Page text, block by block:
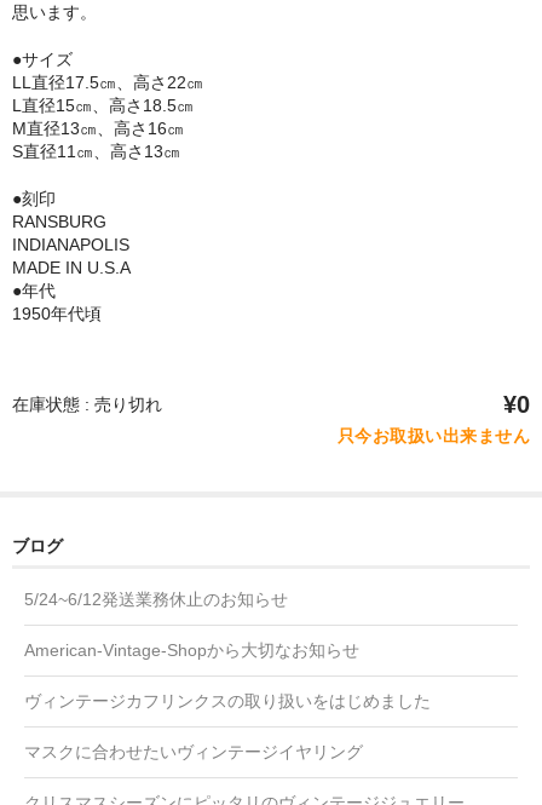
思います。
●サイズ
LL直径17.5㎝、高さ22㎝
L直径15㎝、高さ18.5㎝
M直径13㎝、高さ16㎝
S直径11㎝、高さ13㎝
●刻印
RANSBURG
INDIANAPOLIS
MADE IN U.S.A
●年代
1950年代頃
在庫状態 : 売り切れ ¥0
只今お取扱い出来ません
ブログ
5/24~6/12発送業務休止のお知らせ
American-Vintage-Shopから大切なお知らせ
ヴィンテージカフリンクスの取り扱いをはじめました
マスクに合わせたいヴィンテージイヤリング